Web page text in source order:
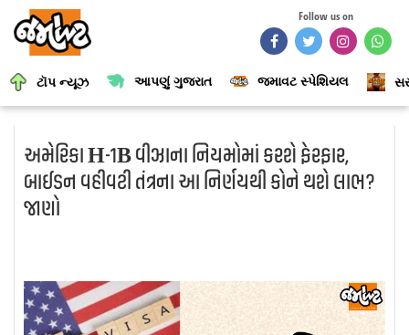
Follow us on
ટૉપ ન્યૂઝ આપણું ગુજરાત જમાવટ સ્પેશિયલ
અમેરિકા H-1B વીઝાના નિયમોમાં કરશે ફેરફાર,
બાઈડન વહીવટી તંત્રના આ નિર્ણયથી કોને થશે લાભ?
જાણો